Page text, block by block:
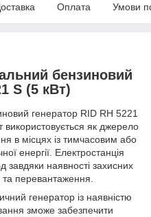
Оплата Умови
бензиновий
S (5 кВт)
генератор RID RH 5221
як джерело
в місцях із тимчасовим або
енергії. Електростанція
завдяки наявності захисних
та перевантаження.
генератор із наявністю
зможе забезпечити